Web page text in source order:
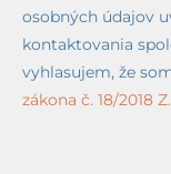
osobných údajov
kontaktovania
vyhlasujem, že
zákona č. 18/2018